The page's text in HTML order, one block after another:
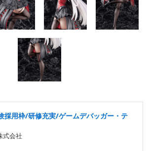
採用枠/研修充実/ゲームデバッガー・テ
式会社